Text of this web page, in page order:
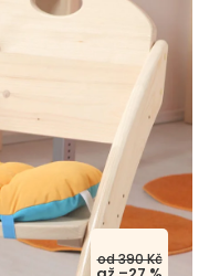
od 390 Kč